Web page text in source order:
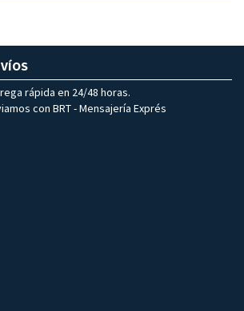
rápida en 24/48 horas.
con BRT - Mensajería Exprés